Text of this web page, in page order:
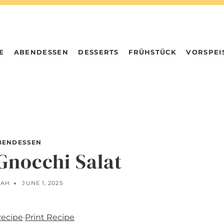
ABENDESSEN DESSERTS FRÜHSTÜCK
Salat
JUNE 1, 2025
·Print Recipe